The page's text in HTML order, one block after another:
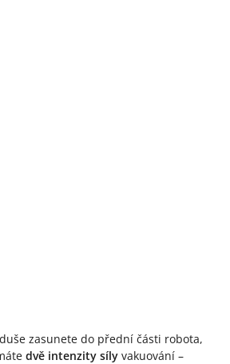
zasunete do přední části robota,
dvě intenzity síly vakuování –